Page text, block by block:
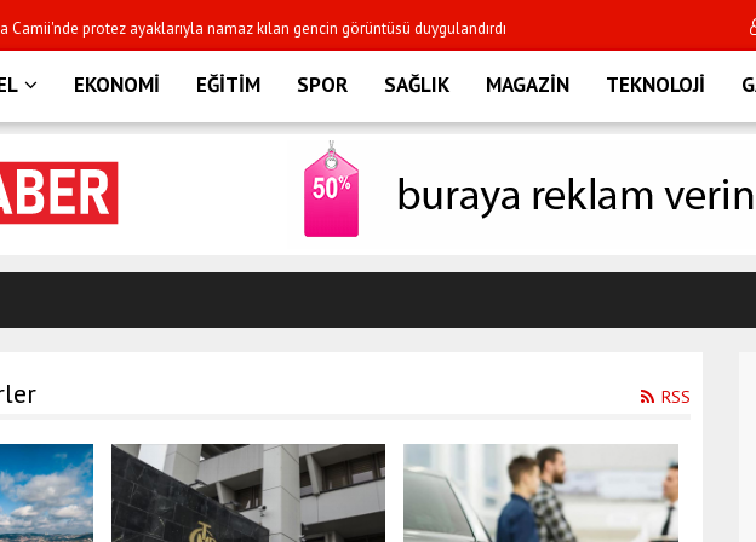
yaşanan selde şehit sayısı 3'e vefat eden kişi sayısı ise 7'ye yükseldi 'İkincilik ya da
EKONOMİ EĞİTİM SPOR SAĞLIK MAGAZİN TEKNOLOJİ
RSS